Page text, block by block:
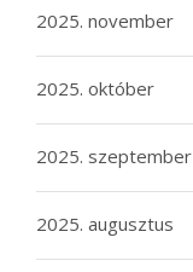
2025. november
2025. október
2025. szeptember
2025. augusztus